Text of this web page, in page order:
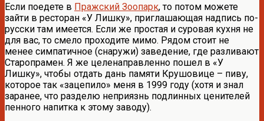
Если поедете в Пражский Зоопарк, то потом можете
зайти в ресторан «У Лишку», приглашающая надпись по-
русски там имеется. Если же простая и суровая кухня не
для вас, то смело проходите мимо. Рядом стоит не
менее симпатичное (снаружи) заведение, где разливают
Старопрамен. Я же целенаправленно пошел в «У
Лишку», чтобы отдать дань памяти Крушовице – пиву,
которое так «зацепило» меня в 1999 году (хотя и знал
заранее, что разделю неприязнь подлинных ценителей
пенного напитка к этому заводу).